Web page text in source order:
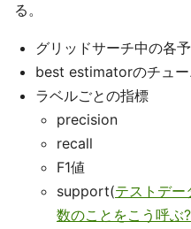
る。
グリッドサーチ中の各
best estimatorのチュー
ラベルごとの指標
precision
recall
F1値
support(テストデー
数のことをこう呼ぶ?